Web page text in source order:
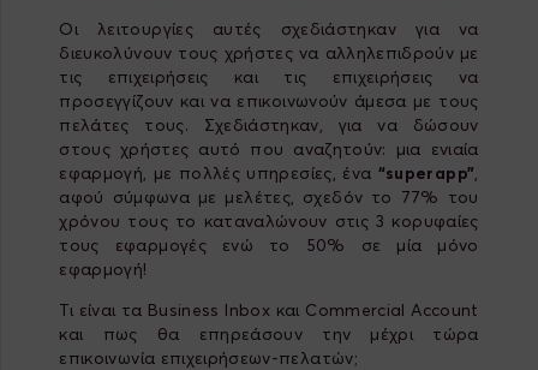
Οι λειτουργίες αυτές σχεδιάστηκαν για να
διευκολύνουν τους χρήστες να αλληλεπιδρούν με
τις επιχειρήσεις και τις επιχειρήσεις να
προσεγγίζουν και να επικοινωνούν άμεσα με τους
πελάτες τους. Σχεδιάστηκαν, για να δώσουν
στους χρήστες αυτό που αναζητούν: μια ενιαία
εφαρμογή, με πολλές υπηρεσίες, ένα “superapp”,
αφού σύμφωνα με μελέτες, σχεδόν το 77% του
χρόνου τους το καταναλώνουν στις 3 κορυφαίες
τους εφαρμογές ενώ το 50% σε μία μόνο
εφαρμογή!
Τι είναι τα Business Inbox και Commercial Account
και πως θα επηρεάσουν την μέχρι τώρα
επικοινωνία επιχειρήσεων-πελατών;